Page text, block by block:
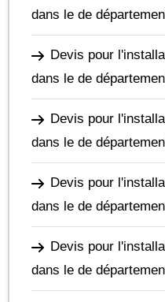
dans le de
Devis pour
dans le de
Devis pour
dans le de
Devis pour
dans le de
Devis pour
dans le de